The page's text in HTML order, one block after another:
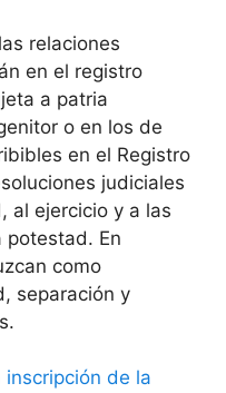
relaciones
en el registro
a patria
o en los de
en el Registro
judiciales
al ejercicio y a las
potestad. En
como
separación y
de la